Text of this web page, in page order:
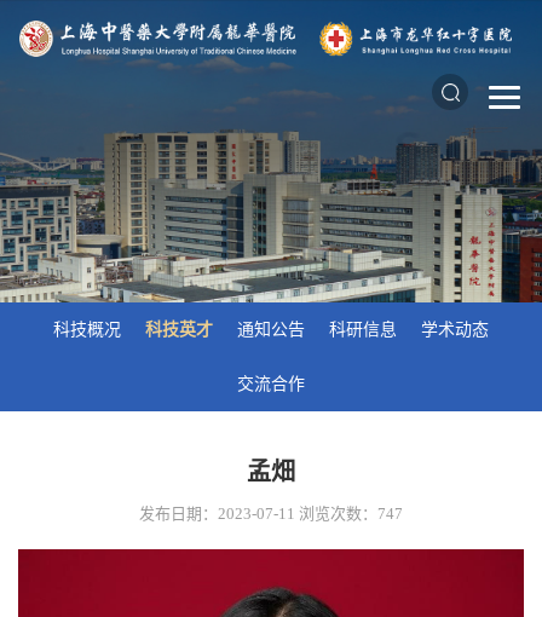
科技概况 科技英才 通知公告 科研信息 学术动态
交流合作
孟畑
发布日期：2023-07-11 浏览次数： 747